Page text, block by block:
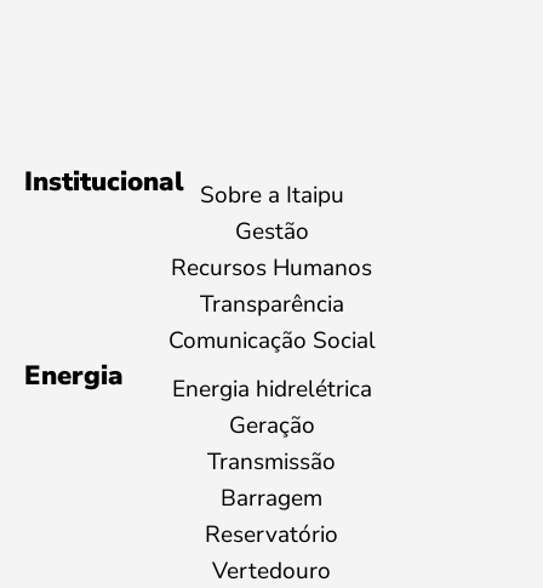
Institucional Sobre a Itaipu
Gestão
Recursos Humanos
Transparência
Comunicação Social
Energia
Energia hidrelétrica
Geração
Transmissão
Barragem
Reservatório
Vertedouro